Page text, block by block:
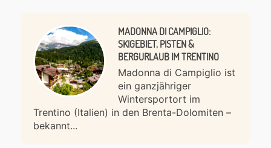
MADONNA DI CAMPIGLIO:
SKIGEBIET, PISTEN &
BERGURLAUB IM TRENTINO
Madonna di Campiglio ist
ein ganzjähriger
Wintersportort im
Trentino (Italien) in den Brenta-Dolomiten –
bekannt...